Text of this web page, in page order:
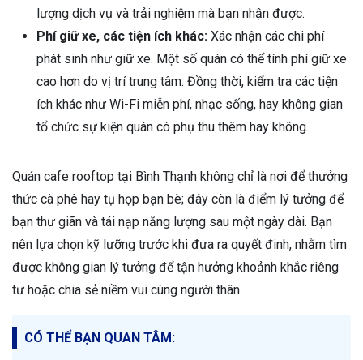
lượng dịch vụ và trải nghiệm mà bạn nhận được.
Phí giữ xe, các tiện ích khác: Xác nhận các chi phí
phát sinh như giữ xe. Một số quán có thể tính phí giữ xe
cao hơn do vị trí trung tâm. Đồng thời, kiểm tra các tiện
ích khác như Wi-Fi miễn phí, nhạc sống, hay không gian
tổ chức sự kiện quán có phụ thu thêm hay không.
Quán cafe rooftop tại Bình Thạnh không chỉ là nơi để thưởng
thức cà phê hay tụ họp bạn bè; đây còn là điểm lý tưởng để
bạn thư giãn và tái nạp năng lượng sau một ngày dài. Bạn
nên lựa chọn kỹ lưỡng trước khi đưa ra quyết đinh, nhằm tìm
được không gian lý tưởng để tận hưởng khoảnh khắc riêng
tư hoặc chia sẻ niềm vui cùng người thân.
CÓ THỂ BẠN QUAN TÂM: